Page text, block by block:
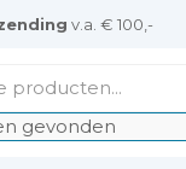
v.a. € 100,-
gevonden